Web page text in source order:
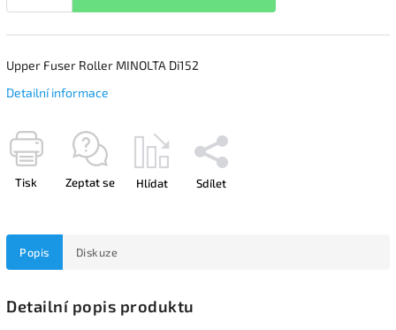
Upper Fuser Roller MINOLTA Di152
Detailní informace
Tisk Zeptat se Hlídat Sdílet
Popis Diskuze
Detailní popis produktu